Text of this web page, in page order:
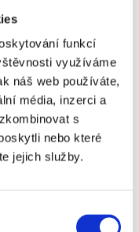
funkcí
využíváme
náš web používáte,
média, inzerci a
s
nebo které
jejich služby.